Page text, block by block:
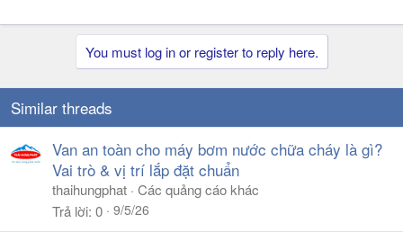
You must log in or register to reply here.
Similar threads
Van an toàn cho máy bơm nước chữa cháy là gì?
Vai trò & vị trí lắp đặt chuẩn
thaihungphat Các quảng cáo khác
Trả lời 0 9/5/26